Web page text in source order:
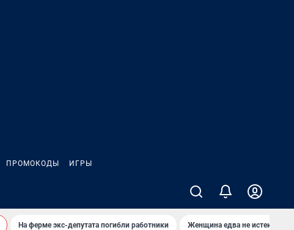
ПРОМОКОДЫ ИГРЫ
На ферме экс-депутата погибли работники Женщина едва не истекла